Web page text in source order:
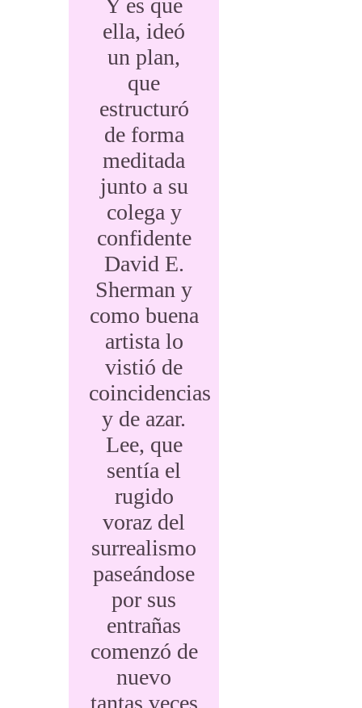
Y es que
ella, ideó
un plan,
que
estructuró
de forma
meditada
junto a su
colega y
confidente
David E.
Sherman y
como buena
artista lo
vistió de
coincidencias
y de azar.
Lee, que
sentía el
rugido
voraz del
surrealismo
paseándose
por sus
entrañas
comenzó de
nuevo
tantas veces